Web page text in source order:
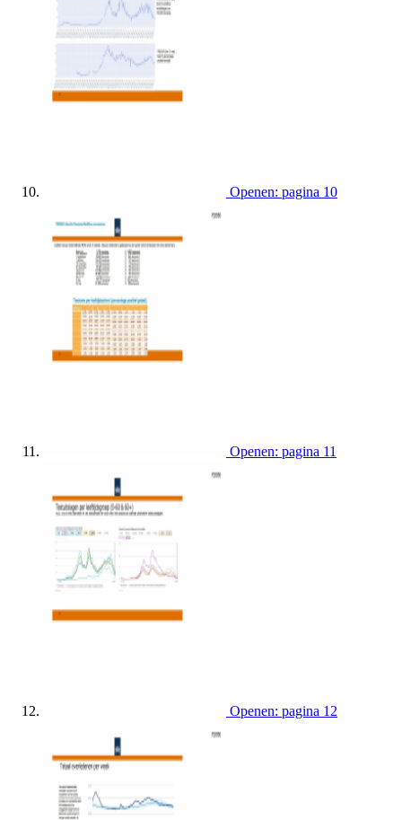
Openen: pagina 10
Openen: pagina 11
Openen: pagina 12